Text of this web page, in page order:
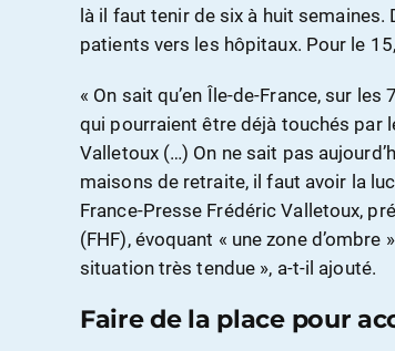
là il faut tenir de six à huit
patients vers les hôpitaux. Pour le
« On sait qu’en Île-de-France, sur
qui pourraient être déjà touchés par
Valletoux (…) On ne sait pas
maisons de retraite, il faut avoir la
France-Presse Frédéric Valletoux,
(FHF), évoquant « une zone
situation très tendue », a-t-il ajouté.
Faire de la place pour